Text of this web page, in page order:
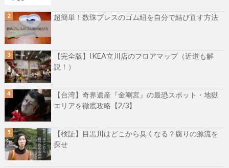
超簡単！数珠ブレスのゴム紐を自分で結び直す方法
【完全版】IKEA立川店のフロアマップ（近道も解
説！）
【台湾】奇界遺産『金剛宮』の最恐スポット・地獄
エリアを徹底攻略【2/3】
【検証】目黒川はどこから臭くなる？腐りの源流を
探せ